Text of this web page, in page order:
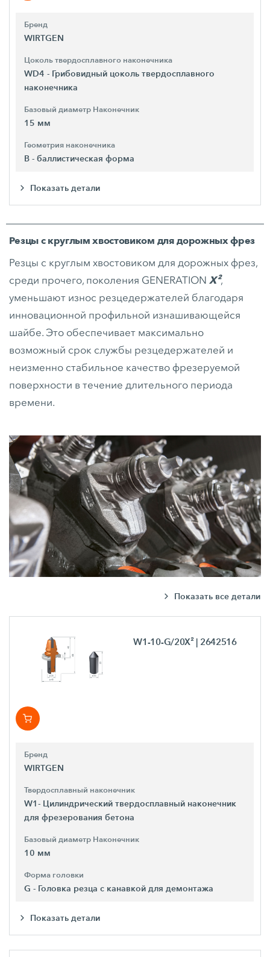
Бренд
WIRTGEN
Цоколь твердосплавного наконечника
WD4 - Грибовидный цоколь твердосплавного
наконечника
Базовый диаметр Наконечник
15 мм
Геометрия наконечника
B - баллистическая форма
Показать детали
Резцы с круглым хвостовиком для дорожных фрез
Резцы с круглым хвостовиком для дорожных фрез,
среди прочего, поколения GENERATIONX²,
уменьшают износ резцедержателей благодаря
инновационной профильной изнашивающейся
шайбе. Это обеспечивает максимально
возможный срок службы резцедержателей и
неизменно стабильное качество фрезеруемой
поверхности в течение длительного периода
времени.
Показать все детали
W1-10-G/20X² | 2642516
Бренд
WIRTGEN
Твердосплавный наконечник
W1- Цилиндрический твердосплавный наконечник
для фрезерования бетона
Базовый диаметр Наконечник
10 мм
Форма головки
G - Головка резца с канавкой для демонтажа
Показать детали